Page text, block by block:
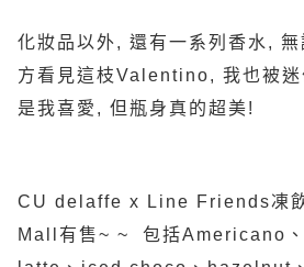
化妝品以外, 還有一系列香水,
方看見這枝Valentino, 我也被迷
是我喜愛, 但瓶身真的超美!
CU delaffe x Line Friends凍
Mall有售~ ~ 包括Americano